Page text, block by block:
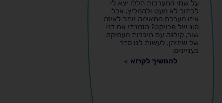
על שתי המערכות הללו יצא לי
לכתוב לא מעט ולהמליץ, אבל
איזו מערכת מתאימה יותר לאיזה
סוג של פרויקט? הזמנתי את דני
שור, קולגה עם היכרות מעמיקה
של שתיהן, לעשות לנו סדר
בעניינים.
להמשיך לקרוא >